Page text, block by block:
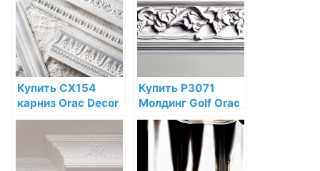
низкой цене в СПб
древесины sikkens
cetol bl varnish mat
по низкой цене в
СПб
Купить CX154
карниз Orac Decor
Дюрополимер по
низкой цене в
интернет-
магазине
Купить P3071
Молдинг Golf Orac
Decor Полиуретан
по низкой цене в
интернет-
магазине